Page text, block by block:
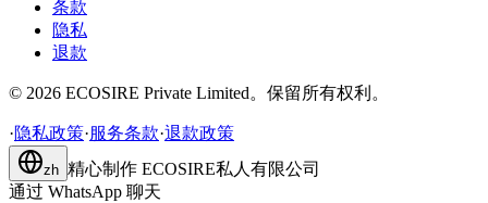
条款
隐私
退款
© 2026 ECOSIRE Private Limited。保留所有权利。
·隐私政策·服务条款·退款政策
zh 精心制作 ECOSIRE私人有限公司
通过 WhatsApp 聊天